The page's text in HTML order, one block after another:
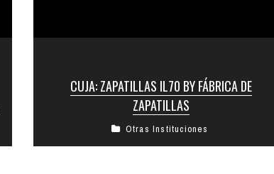
CUJA: ZAPATILLAS IL70 BY FÁBRICA DE
ZAPATILLAS
:::Cuando yo llegue a los 70 años, voy a ser joven,
como Israel::: Desde Dor Hemshej, el grupo de
Otras Instituciones